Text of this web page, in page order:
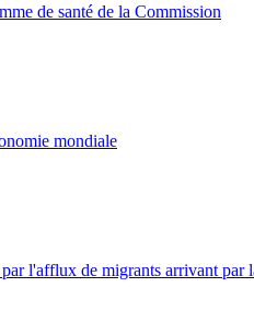
de santé de la Commission
mondiale
l'afflux de migrants arrivant par